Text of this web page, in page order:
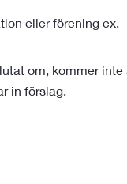
eller förening ex.
om, kommer inte
in förslag.